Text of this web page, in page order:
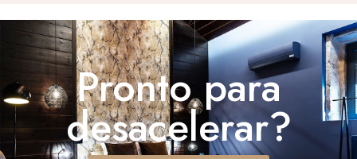
Pronto para
desacelerar?